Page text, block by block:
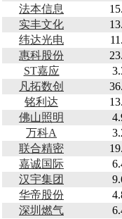
法本信息
实丰文化
纬达光电
惠科股份
ST嘉应
凡拓数创
铭利达
佛山照明
万科A
联合精密
嘉诚国际
汉宇集团
华帝股份
深圳燃气